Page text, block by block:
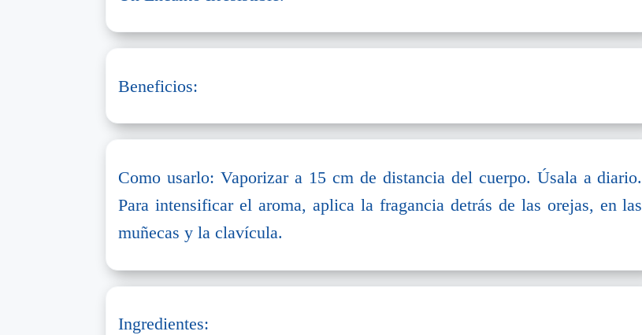
Beneficios:
Como usarlo: Vaporizar a 15 cm de distancia del cuerpo. Úsala a diario.
Para intensificar el aroma, aplica la fragancia detrás de las orejas, en las
muñecas y la clavícula.
Ingredientes: